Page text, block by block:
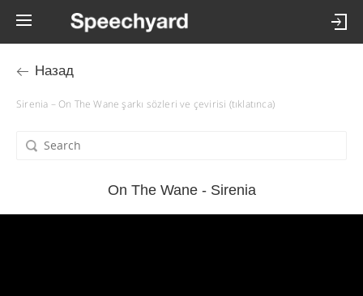
Назад
Sirenia – On The Wane şarkı sözleri ve çevirisi (tıklatınca)
On The Wane - Sirenia